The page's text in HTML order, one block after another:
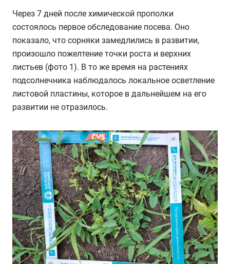
Через 7 дней после химической прополки
состоялось первое обследование посева. Оно
показало, что сорняки замедлились в развитии,
произошло пожелтение точки роста и верхних
листьев (фото 1). В то же время на растениях
подсолнечника наблюдалось локальное осветление
листовой пластины, которое в дальнейшем на его
развитии не отразилось.